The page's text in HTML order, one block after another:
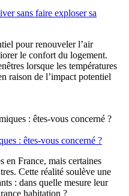
sans faire exploser sa
pour renouveler l’air
le confort du logement.
lorsque les températures
raison de l’impact potentiel
: êtes-vous concerné ?
en France, mais certaines
Cette réalité soulève une
: dans quelle mesure leur
habitation ?